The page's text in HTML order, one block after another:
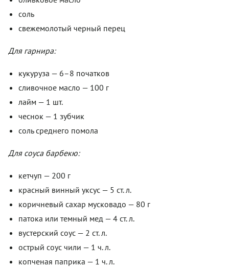
соль
свежемолотый черный перец
Для гарнира:
кукуруза — 6–8 початков
сливочное масло — 100 г
лайм — 1 шт.
чеснок — 1 зубчик
соль среднего помола
Для соуса барбекю:
кетчуп — 200 г
красный винный уксус — 5 ст. л.
коричневый сахар мусковадо — 80 г
патока или темный мед — 4 ст. л.
вустерский соус — 2 ст. л.
острый соус чили — 1 ч. л.
копченая паприка — 1 ч. л.